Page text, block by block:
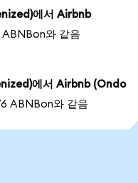
에서 Airbnb
ABNBon와 같음
에서 Airbnb (Ondo
ABNBon와 같음